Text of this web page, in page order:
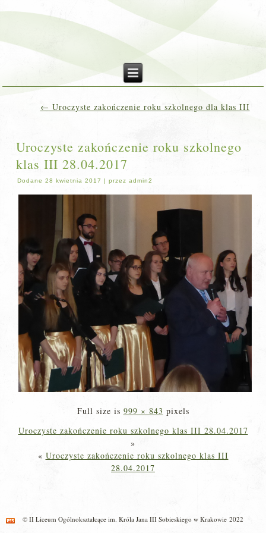
← Uroczyste zakończenie roku szkolnego dla klas III
Uroczyste zakończenie roku szkolnego
klas III 28.04.2017
Dodane 28 kwietnia 2017 |przez admin2
Full size is 999 × 843 pixels
Uroczyste zakończenie roku szkolnego klas III 28.04.2017
»
« Uroczyste zakończenie roku szkolnego klas III
28.04.2017
© II Liceum Ogólnokształcące im. Króla Jana III Sobieskiego w Krakowie 2022